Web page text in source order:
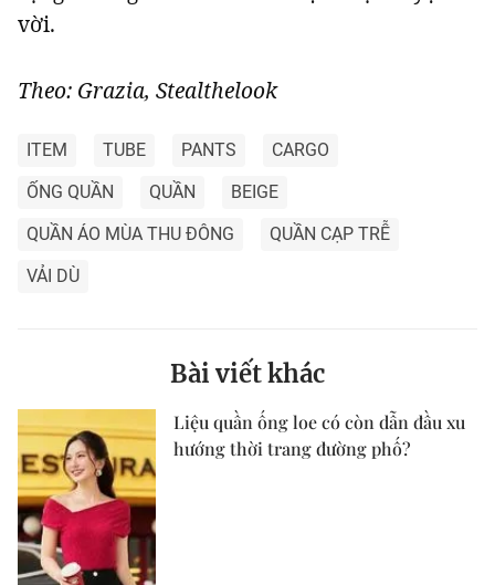
vời.
Theo: Grazia, Stealthelook
ITEM TUBE PANTS
CARGO
ỐNG QUẦN
QUẦN
BEIGE
QUẦN ÁO MÙA THU ĐÔNG
QUẦN CẠP TRỄ
VẢI DÙ
Bài viết khác
Liệu quần ống loe có còn dẫn đầu xu
hướng thời trang đường phố?